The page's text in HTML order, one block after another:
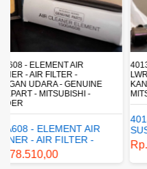
4013A330 - ARM ASSY FR SUSP
LWR RH - KAMPAK DEPAN BAWAH
KANAN - GENUINE SPAREPART -
MITSUBISHI - XPANDER
SUSP LWR RH - KAMPAK
DEPAN BAWAH KANAN -
GENUINE SPAREPART -
MITSUBISHI - XPANDER
Rp. 2.941.500,00